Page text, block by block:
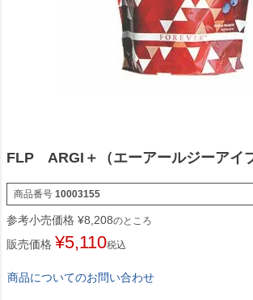
FLP ARGI＋（エーアールジーアイ
商品番号 10003155
参考小売価格 ¥8,208のところ
販売価格 ¥5,110税込
商品についてのお問い合わせ